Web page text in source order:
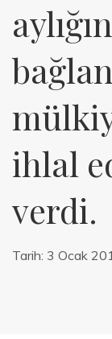
ihlal
verdi.
Tarih: 3 Ocak